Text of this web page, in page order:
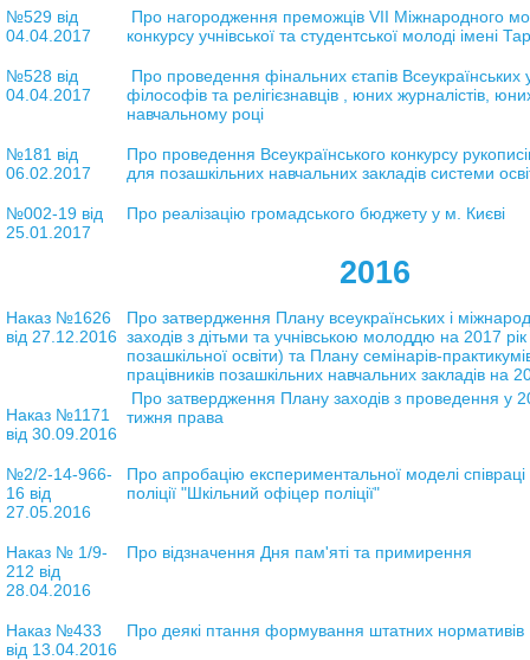
№529 від
04.04.2017
Про нагородження преможців VII Міжнародного
конкурсу учнівської та студентської молоді імені
№528 від
04.04.2017
Про проведення фінальних єтапів Всеукраїнських
філософів та релігієзнавців , юних журналістів,
навчальному році
№181 від
06.02.2017
Про проведення Всеукраїнського конкурсу
для позашкільних навчальних закладів системи
№002-19 від
25.01.2017
Про реалізацію громадського бюджету у м. Києві
2016
Наказ №1626
від 27.12.2016
Про затвердження Плану всеукраїнських і
заходів з дітьми та учнівською молоддю на 2017
позашкільної освіти) та Плану семінарів-
працівників позашкільних навчальних закладів на
Наказ №1171
від 30.09.2016
Про затвердження Плану заходів з проведення у
тижня права
№2/2-14-966-
16 від
27.05.2016
Про апробацію експериментальної моделі співраці
поліції "Шкільний офіцер поліції"
Наказ № 1/9-
212 від
28.04.2016
Про відзначення Дня пам'яті та примирення
Наказ №433
від 13.04.2016
Про деякі птання формування штатних нормативів